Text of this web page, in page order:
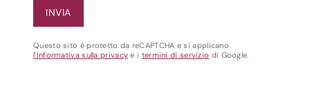
Questo sito è protetto da reCAPTCHA e si applicano
l'Informativa sulla privacy e i termini di servizio di Google.